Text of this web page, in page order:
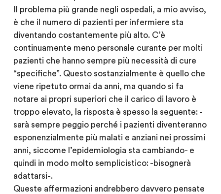
Il problema più grande negli ospedali, a mio avviso,
è che il numero di pazienti per infermiere sta
diventando costantemente più alto. C’è
continuamente meno personale curante per molti
pazienti che hanno sempre più necessità di cure
“speciﬁche”. Questo sostanzialmente è quello che
viene ripetuto ormai da anni, ma quando si fa
notare ai propri superiori che il carico di lavoro è
troppo elevato, la risposta è spesso la seguente: -
sarà sempre peggio perché i pazienti diventeranno
esponenzialmente più malati e anziani nei prossimi
anni, siccome l’epidemiologia sta cambiando- e
quindi in modo molto semplicistico: -bisognerà
adattarsi-.
Queste affermazioni andrebbero davvero pensate